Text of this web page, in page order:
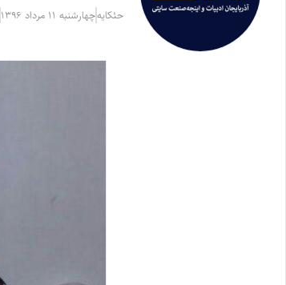
حئکایهچهارشنبه ۱۱ مرداد ۱۳۹۶